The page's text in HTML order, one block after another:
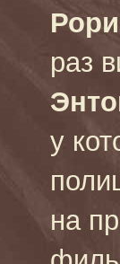
раз
у
на